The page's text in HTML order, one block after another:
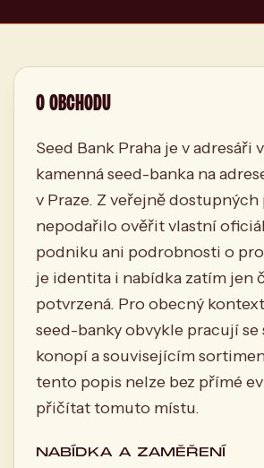
O OBCHODU
Seed Bank Praha je v adresáři
kamenná seed-banka na
v Praze. Z veřejně
nepodařilo ověřit vlastní
podniku ani podrobnosti o
je identita i nabídka zatím jen
potvrzená. Pro obecný
seed-banky obvykle pracují se
konopí a souvisejícím
tento popis nelze bez přímé
přičítat tomuto místu.
NABÍDKA A ZAMĚŘENÍ